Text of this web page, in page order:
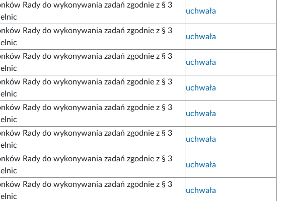
Rady do wykonywania zadań zgodnie z § 3
uchwała
Rady do wykonywania zadań zgodnie z § 3
uchwała
Rady do wykonywania zadań zgodnie z § 3
uchwała
Rady do wykonywania zadań zgodnie z § 3
uchwała
Rady do wykonywania zadań zgodnie z § 3
uchwała
Rady do wykonywania zadań zgodnie z § 3
uchwała
Rady do wykonywania zadań zgodnie z § 3
uchwała
Rady do wykonywania zadań zgodnie z § 3
uchwała